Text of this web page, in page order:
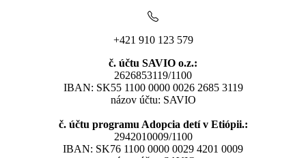
+421 910 123 579
č. účtu SAVIO o.z.:
2626853119/1100
IBAN: SK55 1100 0000 0026 2685 3119
názov účtu: SAVIO
č. účtu programu Adopcia detí v Etiópii.:
2942010009/1100
IBAN: SK76 1100 0000 0029 4201 0009